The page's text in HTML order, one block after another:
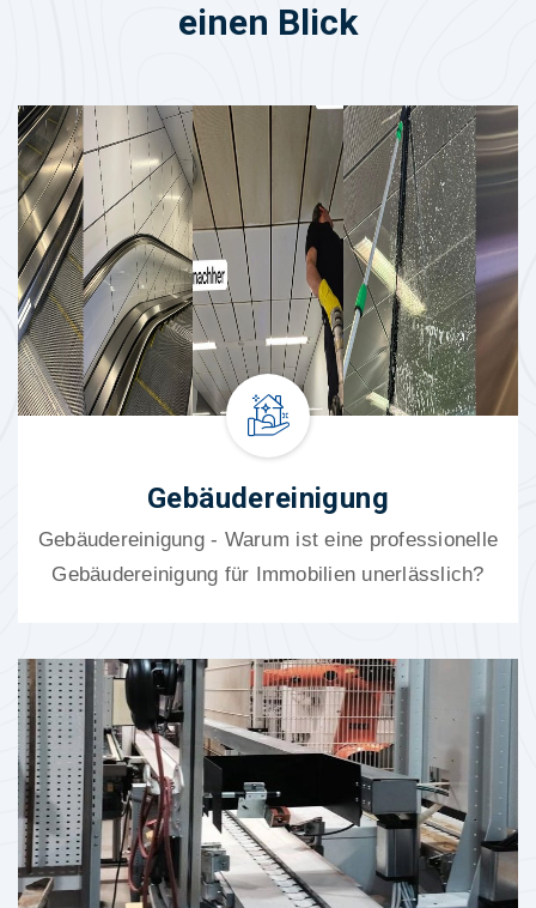
einen Blick
Gebäudereinigung
Gebäudereinigung - Warum ist eine professionelle
Gebäudereinigung für Immobilien unerlässlich?